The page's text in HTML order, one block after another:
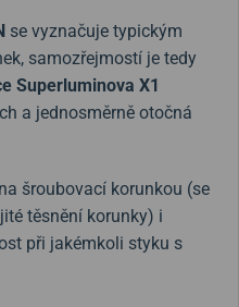
se vyznačuje typickým
samozřejmostí je tedy
Superluminova X1
a jednosměrně otočná
šroubovací korunkou (se
těsnění korunky) i
při jakémkoli styku s